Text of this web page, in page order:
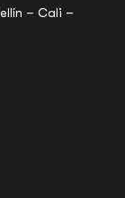
– Cali –